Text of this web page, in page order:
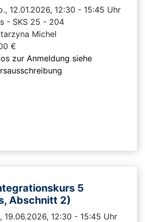
12.01.2026, 12:30 - 15:45 Uhr
- SKS 25 - 204
Michel
€
zur Anmeldung siehe
5
Abschnitt 2)
19.06.2026, 12:30 - 15:45 Uhr